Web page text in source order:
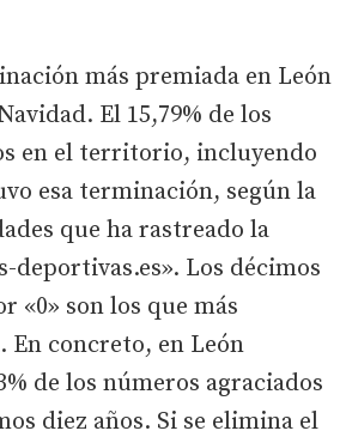
más premiada en León
El 15,79% de los
en el territorio, incluyendo
esa terminación, según la
que ha rastreado la
deportivas.es». Los décimos
«0» son los que más
En concreto, en León
de los números agraciados
diez años. Si se elimina el